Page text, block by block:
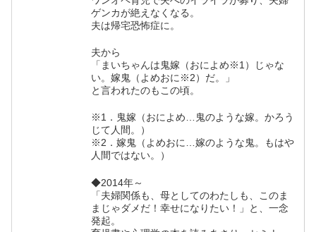
ゲンカが絶えなくなる。
夫は帰宅恐怖症に。
夫から
「まいちゃんは鬼嫁（おによめ※1）じゃな
い。嫁鬼（よめおに※2）だ。」
と言われたのもこの頃。
※1．鬼嫁（おによめ…鬼のような嫁。かろう
じて人間。）
※2．嫁鬼（よめおに…嫁のような鬼。もはや
人間ではない。）
◆2014年～
「夫婦関係も、母としてのわたしも、このま
まじゃダメだ！幸せになりたい！」と、一念
発起。